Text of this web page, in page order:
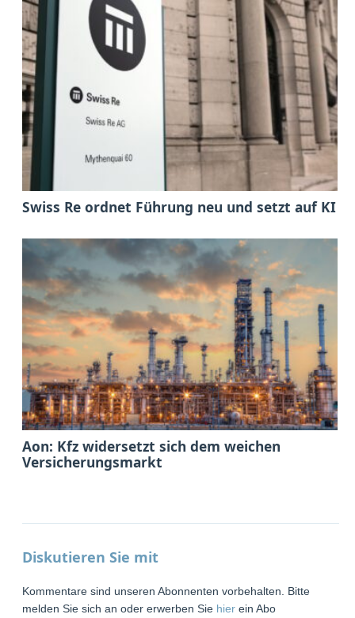
Swiss Re ordnet Führung neu und setzt auf KI
Aon: Kfz widersetzt sich dem weichen
Versicherungsmarkt
Diskutieren Sie mit
Kommentare sind unseren Abonnenten vorbehalten. Bitte
melden Sie sich an oder erwerben Sie hier ein Abo